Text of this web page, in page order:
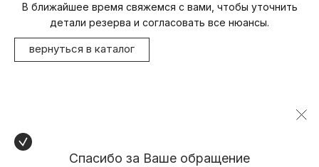
В ближайшее время свяжемся с вами, чтобы уточнить
детали резерва и согласовать все нюансы.
вернуться в каталог
Спасибо за Ваше обращение